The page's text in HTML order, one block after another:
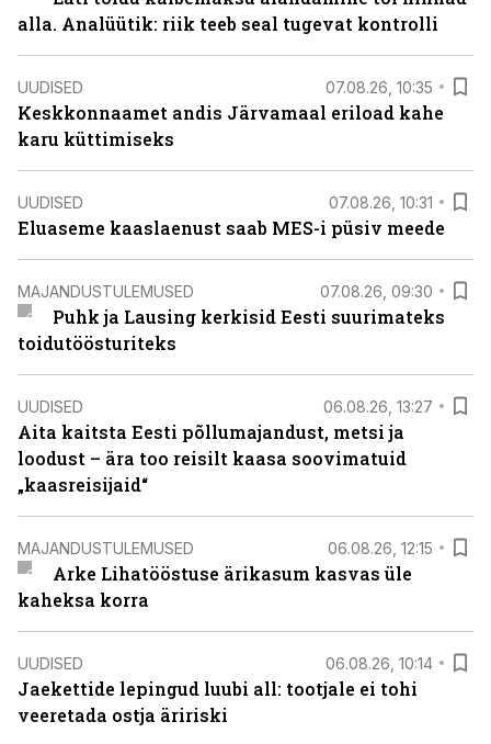
alla. Analüütik: riik teeb seal tugevat kontrolli
UUDISED 07.08.26, 10:35
Keskkonnaamet andis Järvamaal eriload kahe
karu küttimiseks
UUDISED 07.08.26, 10:31
Eluaseme kaaslaenust saab MES-i püsiv meede
MAJANDUSTULEMUSED 07.08.26, 09:30
Puhk ja Lausing kerkisid Eesti suurimateks
toidutöösturiteks
UUDISED 06.08.26, 13:27
Aita kaitsta Eesti põllumajandust, metsi ja
loodust – ära too reisilt kaasa soovimatuid
„kaasreisijaid“
MAJANDUSTULEMUSED 06.08.26, 12:15
Arke Lihatööstuse ärikasum kasvas üle
kaheksa korra
UUDISED 06.08.26, 10:14
Jaekettide lepingud luubi all: tootjale ei tohi
veeretada ostja äririski